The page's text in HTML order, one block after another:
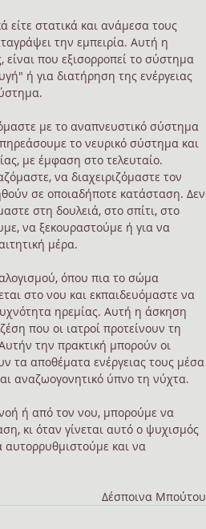
είτε στατικά και ανάμεσα τους
την εμπειρία. Αυτή η
που εξισορροπεί το σύστημα
ή για διατήρηση της ενέργειας
με το αναπνευστικό σύστημα
το νευρικό σύστημα και
με έμφαση στο τελευταίο.
να διαχειριζόμαστε τον
σε οποιαδήποτε κατάσταση. Δεν
στη δουλειά, στο σπίτι, στο
να ξεκουραστούμε ή για να
μέρα.
όπου πια το σώμα
στο νου και εκπαιδευόμαστε να
ηρεμίας. Αυτή η άσκηση
που οι ιατροί προτείνουν τη
την πρακτική μπορούν οι
τα αποθέματα ενέργειας τους μέσα
αναζωογονητικό ύπνο τη νύχτα.
ή από τον νου, μπορούμε να
κι όταν γίνεται αυτό ο ψυχισμός
και να
Δέσποινα Μπούτου